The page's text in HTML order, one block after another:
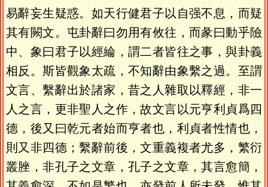
易辭妄生疑惑。如天行健君子以自强不息，而疑
其有闕文。屯卦辭曰勿用有攸往，而彖曰動乎險
中、象曰君子以經綸，謂二者皆往之事，與卦義
相反。斯皆觀象太疏，不知辭由象繫之過。至謂
文言、繫辭出於諸家，昔之人雜取以釋經，非一
人之言，更非聖人之作，故文言以元亨利貞爲四
德，後又曰乾元者始而亨者也，利貞者性情也，
則又非四德；繫辭前後，文重義複者尤多，繁衍
叢脞，非孔子之文章，孔子之文章，其言愈簡，